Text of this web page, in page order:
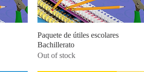
Quick View
Paquete de útiles escolares
Bachillerato
Out of stock